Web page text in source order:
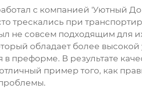
с компанией 'Уютный
трескались при
не совсем подходящим для
обладает более
преформе. В результате
отличный пример того, как